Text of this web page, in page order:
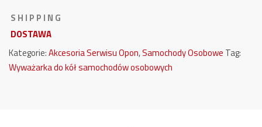
S H I P P I N G
DOSTAWA
Kategorie:Akcesoria Serwisu Opon,Samochody Osobowe Tag:
Wyważarka do kół samochodów osobowych